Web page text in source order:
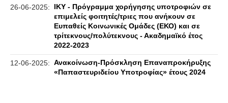
26-06-2025:
ΙΚΥ - Πρόγραμμα χορήγησης υποτροφιών σε
επιμελείς φοιτητές/τριες που ανήκουν σε
Ευπαθείς Κοινωνικές Ομάδες (ΕΚΟ) και σε
τρίτεκνους/πολύτεκνους - Ακαδημαϊκό έτος
2022-2023
12-06-2025: Ανακοίνωση-Πρόσκληση Επαναπροκήρυξης
«Παπαστευριδείου Υποτροφίας» έτους 2024